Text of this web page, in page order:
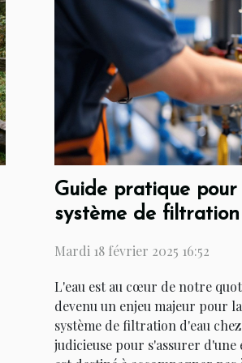
Guide pratique
système de
Mardi 18 février 2025 16:52
L'eau est au cœur de notre
devenu un enjeu majeur pour
système de filtration d'eau
judicieuse pour s'assurer